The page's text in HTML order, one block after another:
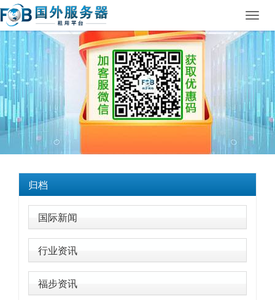
归档
国际新闻
行业资讯
福步资讯